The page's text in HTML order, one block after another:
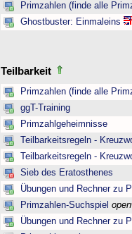
Primzahlen (finde alle
Ghostbuster: Einmaleins
Teilbarkeit
Primzahlen (finde alle
ggT-Training
Primzahlgeheimnisse
Teilbarkeitsregeln -
Teilbarkeitsregeln -
Sieb des Eratosthenes
Übungen und Rechner zu
Primzahlen-Suchspiel
Übungen und Rechner zu